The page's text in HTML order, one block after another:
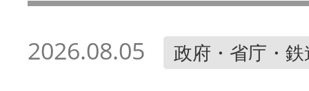
2026.08.05 政府・省庁・